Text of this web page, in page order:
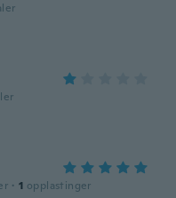
· 1 opplastinger